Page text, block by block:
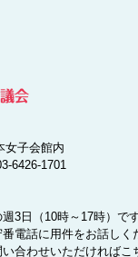
子会館内
6426-1701
3日（10時～17時）です
電話に用件をお話しく
合わせいただければこ